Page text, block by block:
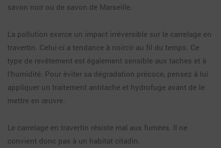
savon noir ou de savon de Marseille.
La pollution exerce un impact irréversible sur le carrelage en
travertin. Celui-ci a tendance à noircir au fil du temps. Ce
type de revêtement est également sensible aux taches et à
l’humidité. Pour éviter sa dégradation précoce, pensez à lui
appliquer un traitement antitache et hydrofuge avant de le
mettre en œuvre.
Le carrelage en travertin résiste mal aux fumées. Il ne
convient donc pas à un habitat citadin.